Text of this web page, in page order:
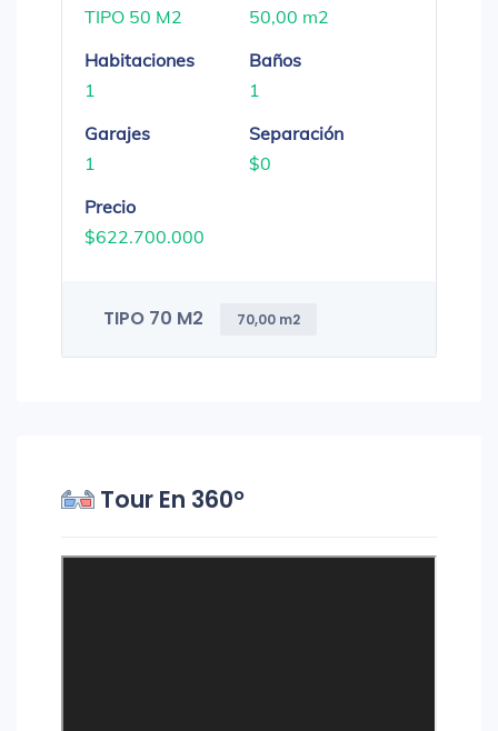
TIPO 50 M2
50,00 m2
Habitaciones
1
Baños
1
Garajes
1
Separación
$0
Precio
$622.700.000
TIPO 70 M2 70,00 m2
Tour En 360°